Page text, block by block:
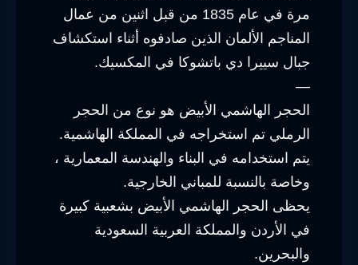
مرة في عام 1835 من قبل اثنين من عمال
المناجم الألمان الذين صادفوه أثناء استكشاف
جبال سييرا دي باتشوكا في المكسيك.
—
الحجر الهاشمي الأبيض هو نوع من الحجر
الرملي تم استخراجه في المملكة الهاشمية.
يتم استخدامه في البناء والهندسة المعمارية ،
وخاصة بالنسبة للمباني الخارجية.
يحظى الحجر الهاشمي الأبيض بشعبية كبيرة
في الأردن والمملكة العربية السعودية
والبحرين.